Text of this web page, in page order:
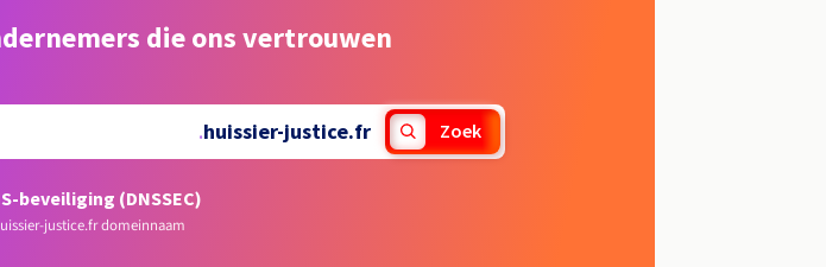
die ons vertrouwen
.huissier-justice.fr Zoek
beveiliging (DNSSEC)
justice.fr domeinnaam